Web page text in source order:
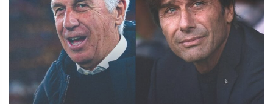
DAERAH NASIONAL
SPORT
INFORMASI